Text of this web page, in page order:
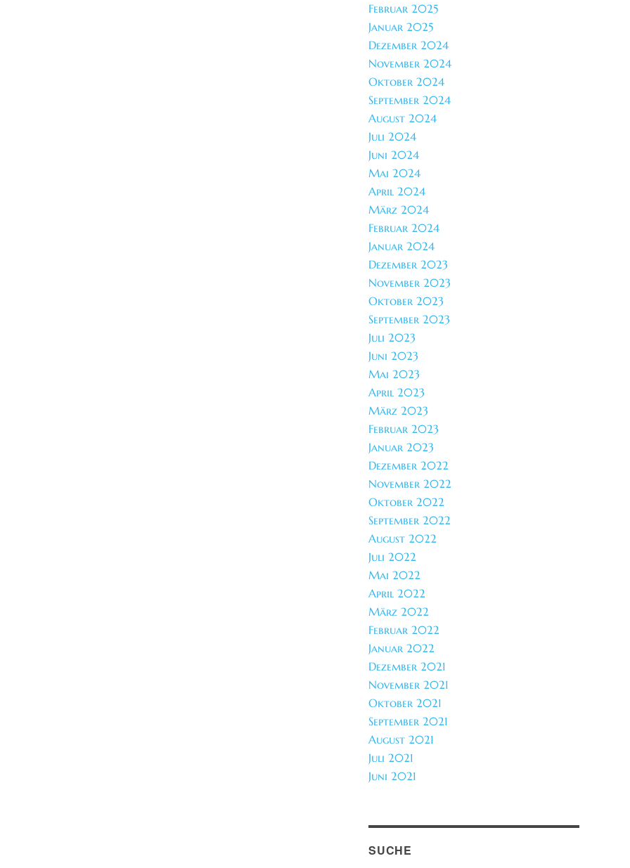
Februar 2025
Januar 2025
Dezember 2024
November 2024
Oktober 2024
September 2024
August 2024
Juli 2024
Juni 2024
Mai 2024
April 2024
März 2024
Februar 2024
Januar 2024
Dezember 2023
November 2023
Oktober 2023
September 2023
Juli 2023
Juni 2023
Mai 2023
April 2023
März 2023
Februar 2023
Januar 2023
Dezember 2022
November 2022
Oktober 2022
September 2022
August 2022
Juli 2022
Mai 2022
April 2022
März 2022
Februar 2022
Januar 2022
Dezember 2021
November 2021
Oktober 2021
September 2021
August 2021
Juli 2021
Juni 2021
SUCHE